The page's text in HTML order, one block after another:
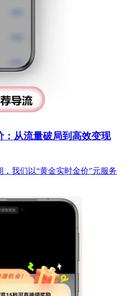
从流量破局到高效变现
我们以“黄金实时金价”元服务